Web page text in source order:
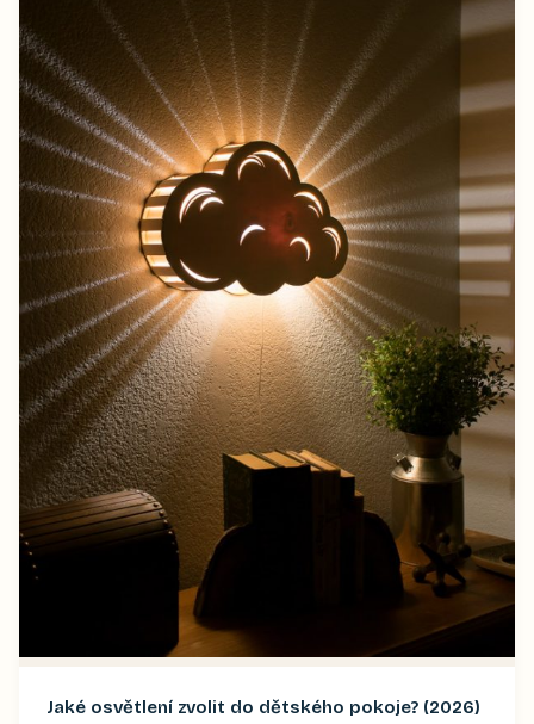
Jaké osvětlení zvolit do dětského pokoje? (2026)